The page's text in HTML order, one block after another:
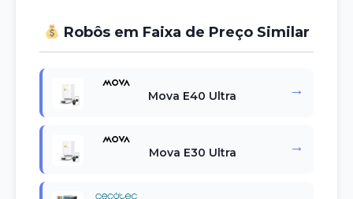
Robôs em Faixa de Preço Similar
Mova E40 Ultra →
Mova E30 Ultra →